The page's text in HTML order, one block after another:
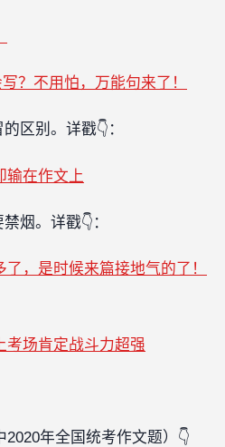
？不用怕，万能句来了！
区别。详戳👇：
输在作文上
烟。详戳👇：
，是时候来篇接地气的了！
考场肯定战斗力超强
年全国统考作文题）👇